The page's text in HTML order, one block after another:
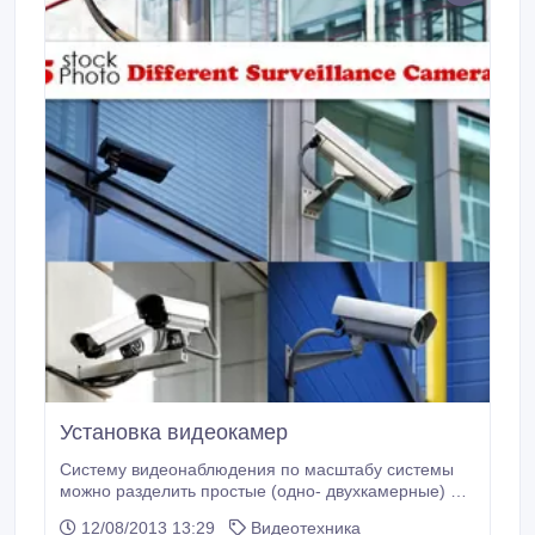
Установка видеокамер
Систему видеонаблюдения по масштабу системы
можно разделить простые (одно- двухкамерные) и
12/08/2013 13:29
Видеотехника